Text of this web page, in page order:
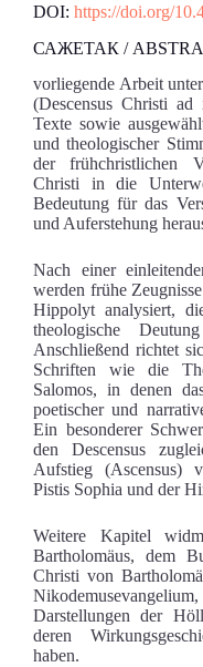
DOI: https://doi.org/
САЖЕТАК /
vorliegende Arbeit
(Descensus Christi ad
Texte sowie
und theologischer
der frühchristlichen
Christi in die
Bedeutung für das
und Auferstehung
Nach einer
werden frühe
Hippolyt analysiert,
theologische
Anschließend richtet
Schriften wie die
Salomos, in denen
poetischer und
Ein besonderer
den Descensus
Aufstieg (Ascensus)
Pistis Sophia und der
Weitere Kapitel
Bartholomäus, dem
Christi von
Darstellungen der
deren
haben.